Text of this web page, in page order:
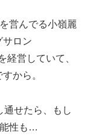
営んでる小嶺麗
サロン
経営していて、
から。
通せたら、もし
能性も…